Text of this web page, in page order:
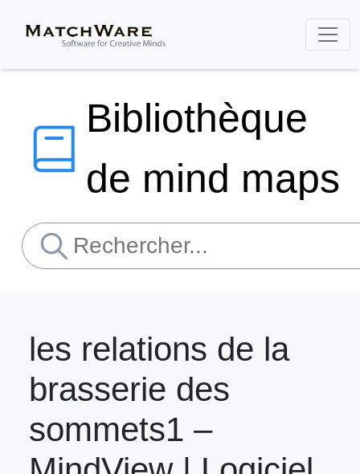
Bibliothèque
de mind maps
les relations de la
brasserie des
sommets1 –